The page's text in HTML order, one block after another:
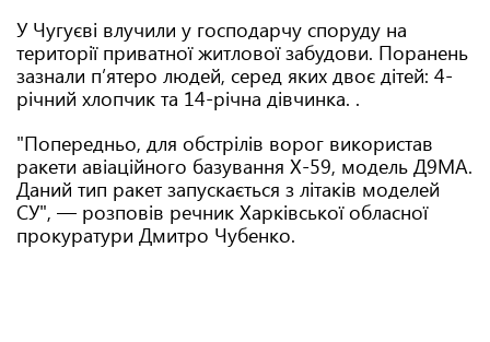
У Чугуєві влучили у господарчу споруду на
території приватної житлової забудови. Поранень
зазнали пʼятеро людей, серед яких двоє дітей: 4-
річний хлопчик та 14-річна дівчинка. .
"Попередньо, для обстрілів ворог використав
ракети авіаційного базування Х-59, модель Д9МА.
Даний тип ракет запускається з літаків моделей
СУ", — розповів речник Харківської обласної
прокуратури Дмитро Чубенко.